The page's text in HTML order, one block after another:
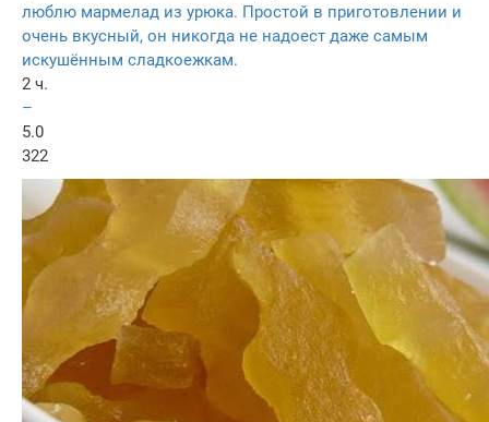
люблю мармелад из урюка. Простой в приготовлении и
очень вкусный, он никогда не надоест даже самым
искушённым сладкоежкам.
2 ч.
–
5.0
322